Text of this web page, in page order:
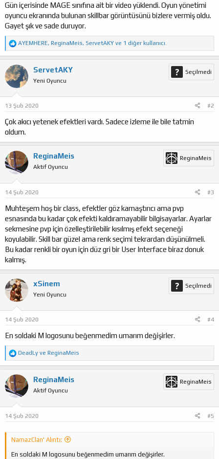
Gün içerisinde MAGE sınıfına ait bir video yüklendi. Oyun yönetimi
oyuncu ekranında bulunan skillbar görüntüsünü bizlere vermiş oldu.
Gayet şık ve sade duruyor.
T
e
p
k
i
l
e
r
AYEMHERE, ReginaMeis, ServetAKY ve 1 diğer kullanıcı.
ServetAKY
Yeni Oyuncu
Seçilmedi
13 Şub 2020 #2
Çok akıcı yetenek efektleri vardı. Sadece izleme ile bile tatmin
oldum.
ReginaMeis
Aktif Oyuncu
ReginaMeis
14 Şub 2020 #3
Muhteşem hoş bir class, efektler göz kamaştırıcı ama pvp
esnasında bu kadar çok efekti kaldıramayabilir bilgisayarlar. Ayarlar
sekmesine pvp için özelleştirilebilir kısılmış efekt seçeneği
koyulabilir. Skill bar güzel ama renk seçimi tekrardan düşünülmeli.
Bu kadar renkli bir oyun için düz gri bir User Interface biraz donuk
kalmış.
xSinem
Yeni Oyuncu
Seçilmedi
14 Şub 2020 #4
En soldaki M logosunu beğenmedim umarım değişirler.
T
e
p
k
i
l
r
DeadLy ve ReginaMeis
ReginaMeis
Aktif Oyuncu
ReginaMeis
14 Şub 2020 #5
NamazClan' Alıntı:
En soldaki M logosunu beğenmedim umarım değişirler.